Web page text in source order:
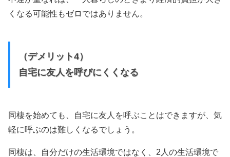
くなる可能性もゼロではありません。
（デメリット4）
自宅に友人を呼びにくくなる
同棲を始めても、自宅に友人を呼ぶことはできますが、気
軽に呼ぶのは難しくなるでしょう。
同棲は、自分だけの生活環境ではなく、2人の生活環境で